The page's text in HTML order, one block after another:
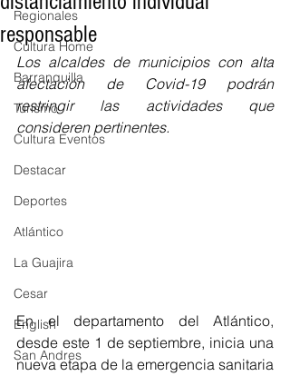
Regionales
Cultura Home
Barranquilla
Turismo
Cultura Eventos
Destacar
Deportes
Atlántico
La Guajira
Cesar
English
San Andres
responsable
Los alcaldes de municipios con alta
afectación de Covid-19 podrán
restringir las actividades que
consideren pertinentes.
En el departamento del Atlántico,
desde este 1 de septiembre, inicia una
nueva etapa de la emergencia sanitaria